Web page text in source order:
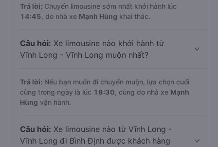
Trả lời: Chuyến limousine sớm nhất khởi hành lúc
14:45 , do nhà xe Mạnh Hùng khai thác.
Câu hỏi: Xe limousine nào khởi hành từ
Vĩnh Long - Vĩnh Long muộn nhất?
Trả lời: Nếu bạn muốn đi chuyến muộn, lựa chọn cuối
cùng trong ngày là lúc 18:30 , cũng do nhà xe Mạnh
Hùng vận hành.
Câu hỏi: Xe limousine nào từ Vĩnh Long -
Vĩnh Long đi Bình Định được khách hàng